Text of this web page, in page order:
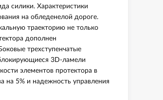
силики. Характеристики
на обледенелой дороге.
траекторию не только
дополнен
трехступенчатые
3D-ламели
элементов протектора в
на 5% и надежность управления